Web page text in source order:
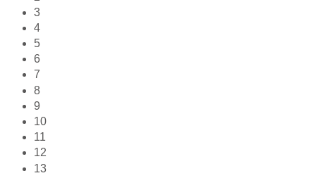
3
4
5
6
7
8
9
10
11
12
13